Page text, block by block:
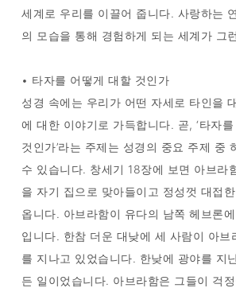
세계로 우리를 이끌어 줍니다. 사랑하는
의 모습을 통해 경험하게 되는 세계가 그
• 타자를 어떻게 대할 것인가
성경 속에는 우리가 어떤 자세로 타인을
에 대한 이야기로 가득합니다. 곧, ‘타자
것인가’라는 주제는 성경의 중요 주제 중
수 있습니다. 창세기 18장에 보면 아브라
을 자기 집으로 맞아들이고 정성껏 대접
옵니다. 아브라함이 유다의 남쪽 헤브론
입니다. 한참 더운 대낮에 세 사람이 아브
를 지나고 있었습니다. 한낮에 광야를 지
든 일이었습니다. 아브라함은 그들이 걱